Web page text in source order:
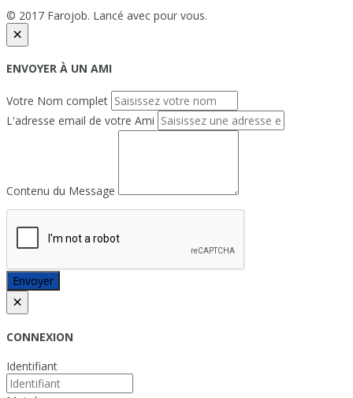
© 2017 Farojob. Lancé avec pour vous.
×
ENVOYER À UN AMI
Votre Nom complet
L'adresse email de votre Ami
Contenu du Message
Envoyer
×
CONNEXION
Identifiant